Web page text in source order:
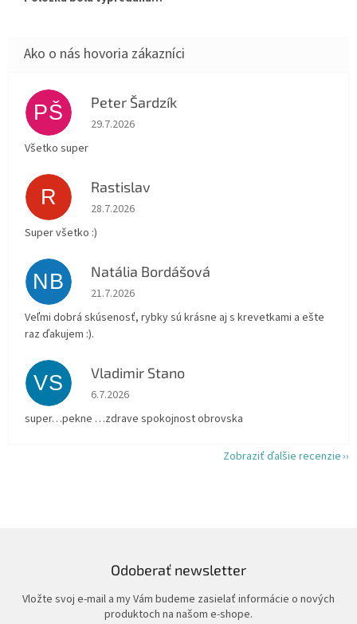
PŠ Peter Šardzík
Hodnotenie obchodu je 5 z 5 hviezdičiek.
29.7.2026
Všetko super
R Rastislav
Hodnotenie obchodu je 5 z 5 hviezdičiek.
28.7.2026
Super všetko :)
NB Natália Bordášová
Hodnotenie obchodu je 5 z 5 hviezdičiek.
21.7.2026
Veľmi dobrá skúsenosť, rybky sú krásne aj s krevetkami a ešte
raz ďakujem :).
VS Vladimir Stano
Hodnotenie obchodu je 5 z 5 hviezdičiek.
6.7.2026
super…pekne …zdrave spokojnost obrovska
Zobraziť ďalšie recenzie
Odoberať newsletter
Vložte svoj e-mail a my Vám budeme zasielať informácie o nových
produktoch na našom e-shope.